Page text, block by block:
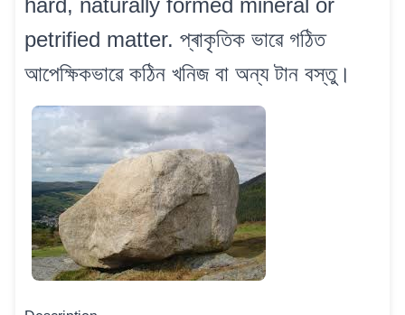
hard, naturally formed mineral or
petrified matter. প্ৰাকৃতিক ভাৱে গঠিত
আপেক্ষিকভাৱে কঠিন খনিজ বা অন্য টান বস্তু।